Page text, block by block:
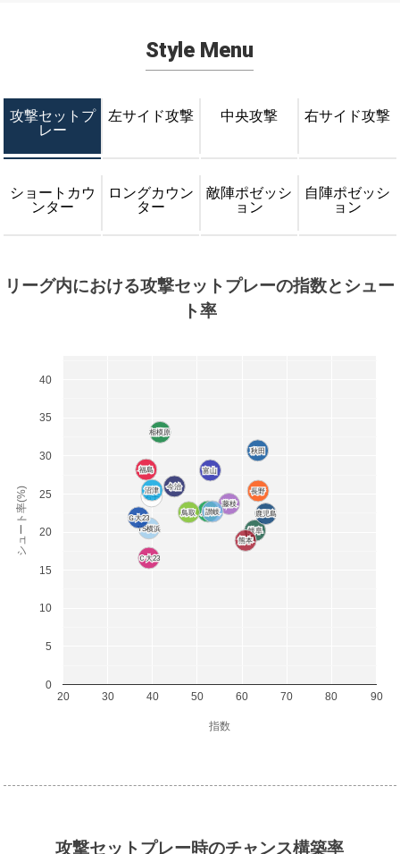
Style Menu
攻撃セットプ
レー
左サイド攻撃 中央攻撃 右サイド攻撃
ショートカウ
ンター
ロングカウン
ター
敵陣ポゼッシ
ョン
自陣ポゼッシ
ョン
リーグ内における攻撃セットプレーの指数とシュー
ト率
八戸
八戸
岩手
岩手
秋田
秋田
福島
福島
YS横浜
YS横浜
相模原
相模原
長野
長野
富山
富山
藤枝
藤枝
沼津
沼津
岐阜
岐阜
鳥取
鳥取 讃岐
讃岐
今治
今治
熊本
熊本
鹿児島
鹿児島
Ｇ大23
Ｇ大23
Ｃ大23
Ｃ大23
20 30 40 50 60 70 80 90
0
5
10
15
20
25
30
35
40
指数
シュート率(%)
攻撃セットプレー時のチャンス構築率